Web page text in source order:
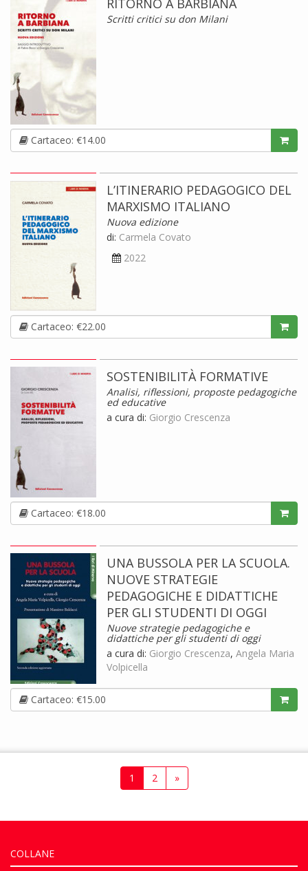
Scritti critici su don Milani
Cartaceo: €14.00
L’ITINERARIO PEDAGOGICO DEL
MARXISMO ITALIANO
Nuova edizione
di: Carmela Covato
2022
Cartaceo: €22.00
SOSTENIBILITÀ FORMATIVE
Analisi, riflessioni, proposte pedagogiche
ed educative
a cura di: Giorgio Crescenza
Cartaceo: €18.00
UNA BUSSOLA PER LA SCUOLA.
NUOVE STRATEGIE
PEDAGOGICHE E DIDATTICHE
PER GLI STUDENTI DI OGGI
Nuove strategie pedagogiche e
didattiche per gli studenti di oggi
a cura di: Giorgio Crescenza, Angela Maria
Volpicella
Cartaceo: €15.00
1 2 »
COLLANE